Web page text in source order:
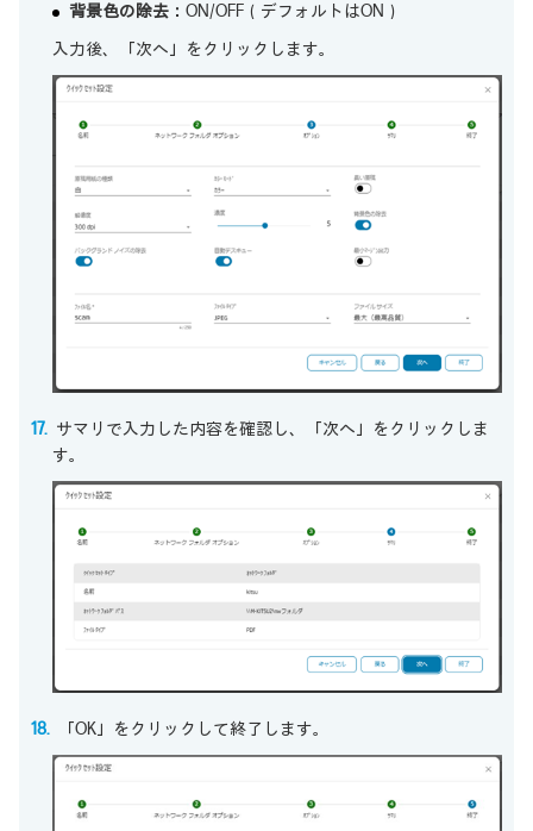
背景色の除去：ON/OFF（デフォルトはON）
入力後、「次へ」をクリックします。
サマリで入力した内容を確認し、「次へ」をクリックしま
す。
「OK」をクリックして終了します。